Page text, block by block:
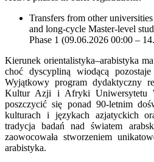
Transfers from other
and long-cycle Master-level
Phase 1 (09.06.2026 00:00 –
Kierunek orientalistyka–arabistyka
choć dyscypliną wiodącą
Wyjątkowy program dydaktyczny
Kultur Azji i Afryki Uniwersytetu
poszczycić się ponad 90-letnim
kulturach i językach azjatyckich
tradycja badań nad światem
zaowocowała stworzeniem
arabistyka.